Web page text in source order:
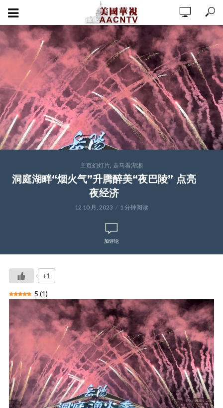
主页幻灯片, 走马看湖湘
洞庭湖畔“烟火气”升腾醉美“夜巴陵” 点亮
夜经济
12 10 月, 2023 1 分钟阅读
加评论
+1
5 (1)